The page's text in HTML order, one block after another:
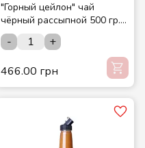
"Горный цейлон" чай
чёрный рассыпной 500 гр.
ТМ Чайные шедевры
-
+
466.00 грн